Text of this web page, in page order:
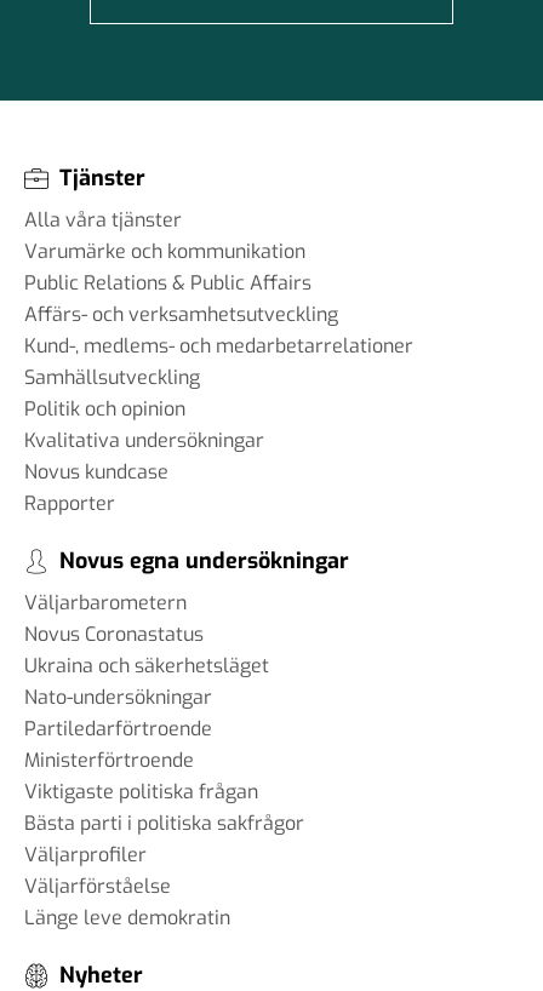
Tjänster
Alla våra tjänster
Varumärke och kommunikation
Public Relations & Public Affairs
Affärs- och verksamhetsutveckling
Kund-, medlems- och medarbetarrelationer
Samhällsutveckling
Politik och opinion
Kvalitativa undersökningar
Novus kundcase
Rapporter
Novus egna undersökningar
Väljarbarometern
Novus Coronastatus
Ukraina och säkerhetsläget
Nato-undersökningar
Partiledarförtroende
Ministerförtroende
Viktigaste politiska frågan
Bästa parti i politiska sakfrågor
Väljarprofiler
Väljarförståelse
Länge leve demokratin
Nyheter